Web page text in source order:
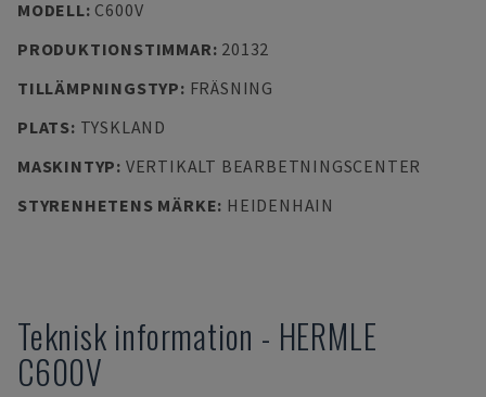
MODELL: C600V
PRODUKTIONSTIMMAR: 20132
TILLÄMPNINGSTYP: FRÄSNING
PLATS: TYSKLAND
MASKINTYP: VERTIKALT BEARBETNINGSCENTER
STYRENHETENS MÄRKE: HEIDENHAIN
Teknisk information - HERMLE
C600V